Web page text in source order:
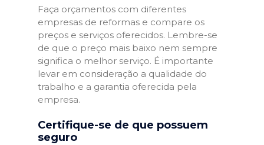
Faça orçamentos com diferentes
empresas de reformas e compare os
preços e serviços oferecidos. Lembre-se
de que o preço mais baixo nem sempre
significa o melhor serviço. É importante
levar em consideração a qualidade do
trabalho e a garantia oferecida pela
empresa.
Certifique-se de que possuem
seguro